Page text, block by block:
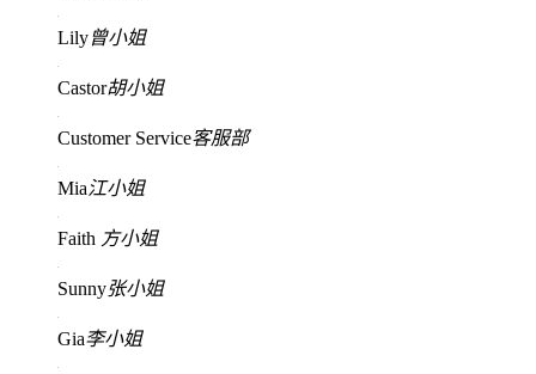
Lily曾小姐
Castor胡小姐
Customer Service客服部
Mia江小姐
Faith 方小姐
Sunny张小姐
Gia李小姐